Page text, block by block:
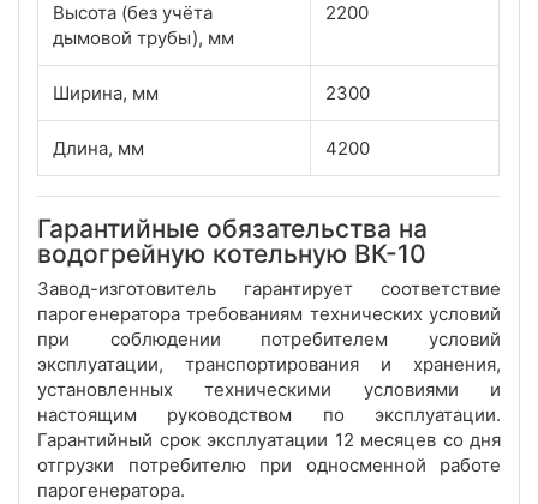
Высота (без учёта
дымовой трубы), мм
2200
Ширина, мм 2300
Длина, мм 4200
Гарантийные обязательства на
водогрейную котельную ВК-10
Завод-изготовитель гарантирует соответствие
парогенератора требованиям технических условий
при соблюдении потребителем условий
эксплуатации, транспортирования и хранения,
установленных техническими условиями и
настоящим руководством по эксплуатации.
Гарантийный срок эксплуатации 12 месяцев со дня
отгрузки потребителю при односменной работе
парогенератора.